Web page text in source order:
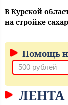
В Курской
на стройке
Помощь